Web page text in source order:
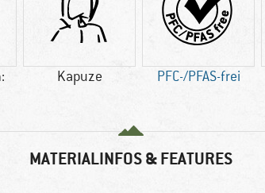
Kapuze PFC-/PFAS-frei
MATERIALINFOS & FEATURES